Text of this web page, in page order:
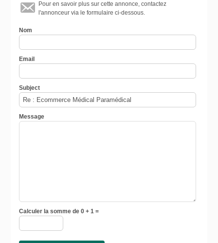
Pour en savoir plus sur cette annonce, contactez
l'annonceur via le formulaire ci-dessous.
Nom
Email
Subject
Message
Calculer la somme de 0 + 1 =